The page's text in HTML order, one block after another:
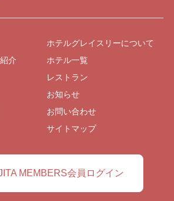
ホテルグレイスリーについて
介
ホテル一覧
レストラン
お知らせ
お問い合わせ
サイトマップ
MEMBERS会員ログイン